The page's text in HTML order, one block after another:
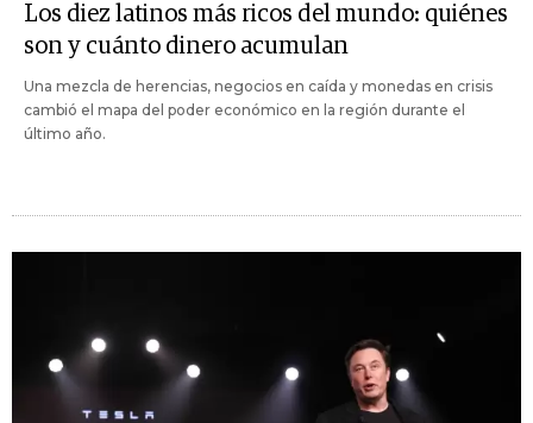
Los diez latinos más ricos del mundo: quiénes
son y cuánto dinero acumulan
Una mezcla de herencias, negocios en caída y monedas en crisis
cambió el mapa del poder económico en la región durante el
último año.